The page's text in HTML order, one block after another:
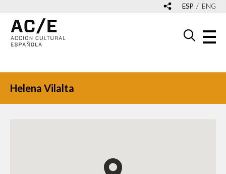
ESP ENG
Helena Vilalta